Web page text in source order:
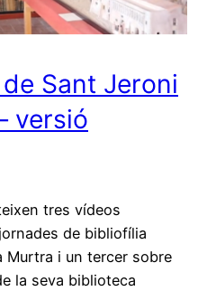
Sant Jeroni
versió
tres vídeos
de bibliofília
Murtra i un tercer sobre
la seva biblioteca